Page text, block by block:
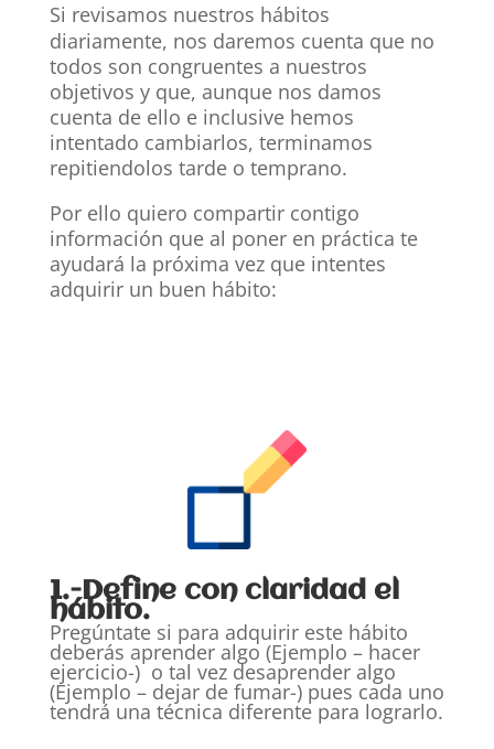
Si revisamos nuestros hábitos
diariamente, nos daremos cuenta que no
todos son congruentes a nuestros
objetivos y que, aunque nos damos
cuenta de ello e inclusive hemos
intentado cambiarlos, terminamos
repitiendolos tarde o temprano.
Por ello quiero compartir contigo
información que al poner en práctica te
ayudará la próxima vez que intentes
adquirir un buen hábito:
1.-Define con claridad el
hábito.
Pregúntate si para adquirir este hábito
deberás aprender algo (Ejemplo – hacer
ejercicio-) o tal vez desaprender algo
(Ejemplo – dejar de fumar-) pues cada uno
tendrá una técnica diferente para lograrlo.